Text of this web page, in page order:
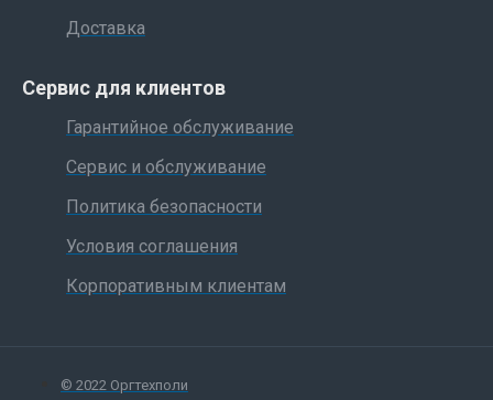
Доставка
Сервис для клиентов
Гарантийное обслуживание
Сервис и обслуживание
Политика безопасности
Условия соглашения
Корпоративным клиентам
© 2022 Оргтехполи